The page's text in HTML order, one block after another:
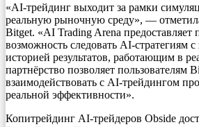
«AI-трейдинг выходит за рамки
реальную рыночную среду», —
Bitget. «AI Trading Arena предоставляет
возможность следовать AI-стратегиям
историей результатов, работающим в
партнёрство позволяет пользователям
взаимодействовать с AI-трейдингом
реальной эффективности».
Копитрейдинг AI-трейдеров Obside